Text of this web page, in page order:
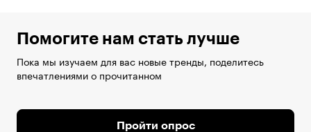
Помогите нам стать лучше
Пока мы изучаем для вас новые тренды, поделитесь
впечатлениями о прочитанном
Пройти опрос